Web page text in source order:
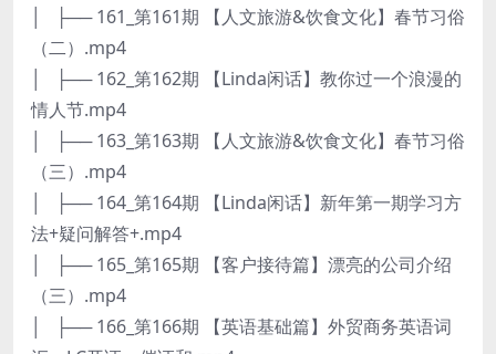
│ ├── 161_第161期 【人文旅游&饮食文化】春节习俗
（二）.mp4
│ ├── 162_第162期 【Linda闲话】教你过一个浪漫的
情人节.mp4
│ ├── 163_第163期 【人文旅游&饮食文化】春节习俗
（三）.mp4
│ ├── 164_第164期 【Linda闲话】新年第一期学习方
法+疑问解答+.mp4
│ ├── 165_第165期 【客户接待篇】漂亮的公司介绍
（三）.mp4
│ ├── 166_第166期 【英语基础篇】外贸商务英语词